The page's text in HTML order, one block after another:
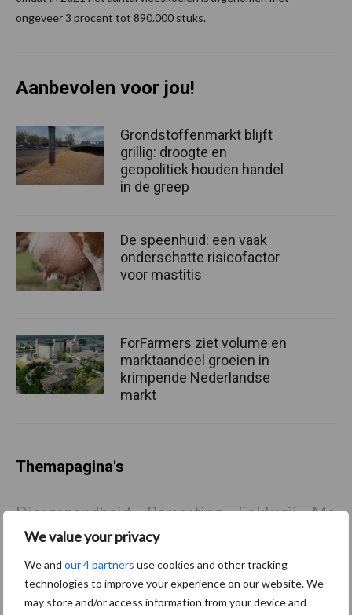
We value your privacy
We and our 4 partners use cookies and other tracking
technologies to improve your experience on our website. We
may store and/or access information from your device and
ongeveer 3 procent tot 890.000 stuks.
Aanbevolen voor jou!
Grondstoffenmarkt blijft
grillig: droogte en
geopolitiek houden handel
in de greep
De speenhuid: een vaak
onderschatte risicofactor
voor mastitis
ForFarmers ziet volume en
marktaandeel groeien in
krimpende Nederlandse
markt
Themapagina's
Diergezondheid Bemesting Fokkerij
Bedrijfsnieuws
Ligbox &